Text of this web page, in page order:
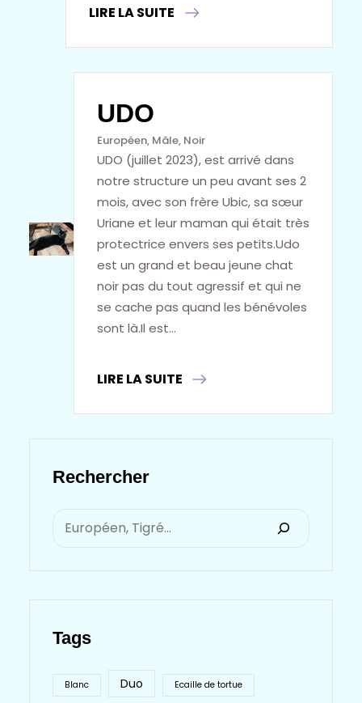
LIRE LA SUITE
UDO
Européen, Mâle, Noir
UDO (juillet 2023), est arrivé dans
notre structure un peu avant ses 2
mois, avec son frère Ubic, sa sœur
Uriane et leur maman qui était très
protectrice envers ses petits.Udo
est un grand et beau jeune chat
noir pas du tout agressif et qui ne
se cache pas quand les bénévoles
sont là.Il est…
LIRE LA SUITE
Rechercher
S
E
C
H
Tags
Blanc Duo Ecaille de tortue